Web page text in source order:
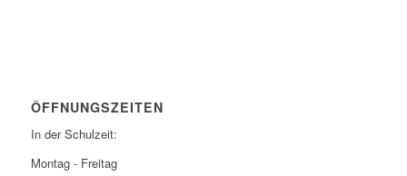
ÖFFNUNGSZEITEN
In der Schulzeit:
Montag - Freitag